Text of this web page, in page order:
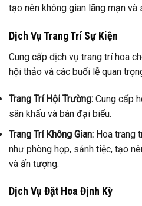
tạo nên không gian lãng mạn và
Dịch Vụ Trang Trí Sự Kiện
Cung cấp dịch vụ trang trí hoa
hội thảo và các buổi lễ quan
Trang Trí Hội Trường: Cung cấp
sân khấu và bàn đại biểu.
Trang Trí Không Gian: Hoa trang
như phòng họp, sảnh tiệc, tạo
và ấn tượng.
Dịch Vụ Đặt Hoa Định Kỳ